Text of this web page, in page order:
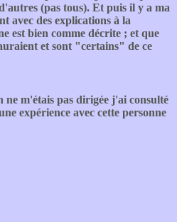
(pas tous). Et puis il y a ma
avec des explications à la
est bien comme décrite ; et que
et sont "certains" de ce
ne m'étais pas dirigée j'ai consulté
expérience avec cette personne